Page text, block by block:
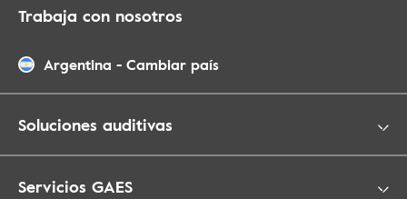
Trabaja con nosotros
Argentina - Cambiar país
Soluciones auditivas
Servicios GAES